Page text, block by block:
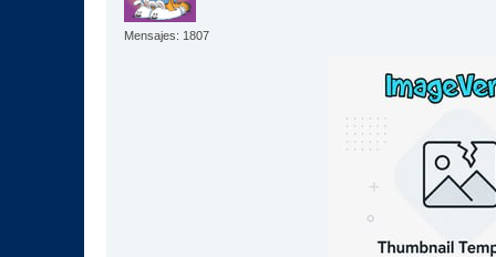
Mensajes: 1807